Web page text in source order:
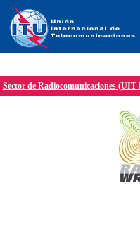
Sector de Radiocomunicaciones